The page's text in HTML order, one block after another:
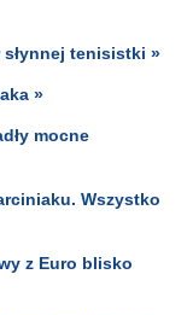
słynnej tenisistki »
»
mocne
Wszystko
z Euro blisko